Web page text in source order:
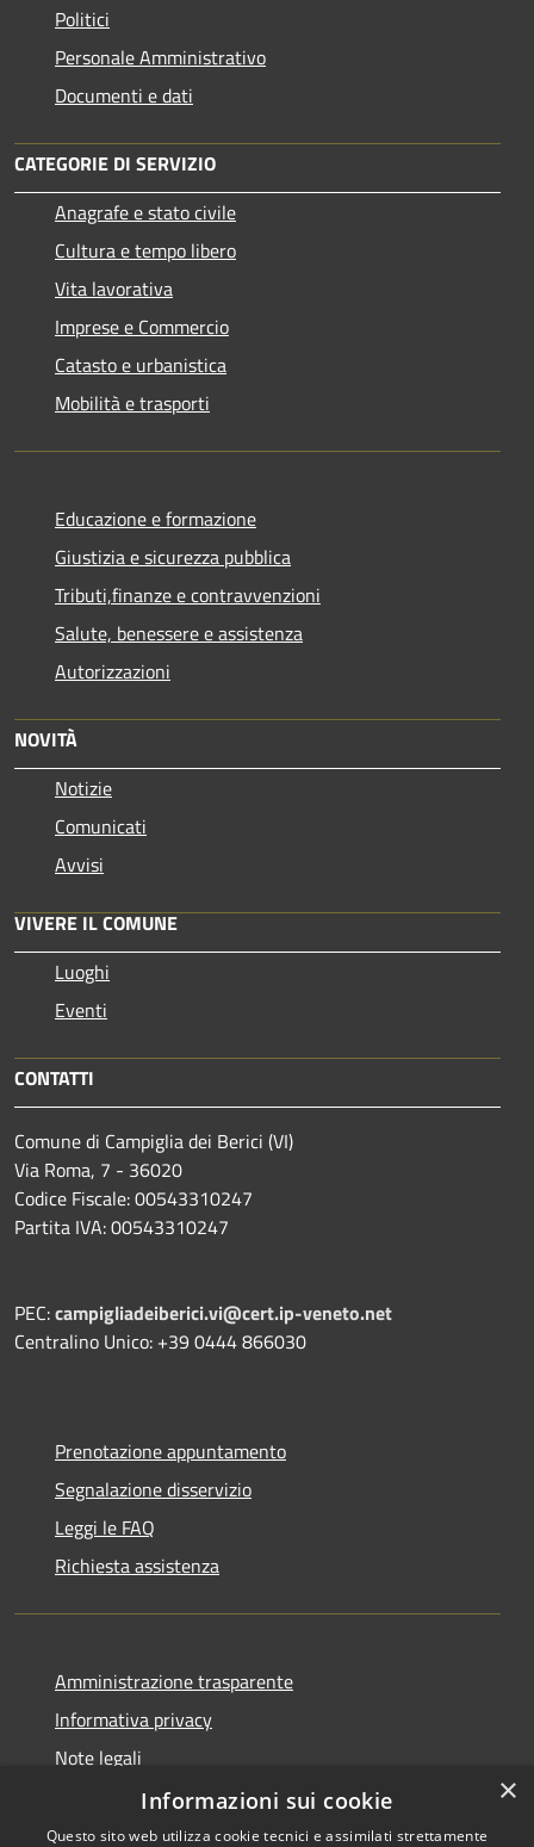
Politici
Personale Amministrativo
Documenti e dati
CATEGORIE DI SERVIZIO
Anagrafe e stato civile
Cultura e tempo libero
Vita lavorativa
Imprese e Commercio
Catasto e urbanistica
Mobilità e trasporti
Educazione e formazione
Giustizia e sicurezza pubblica
Tributi,finanze e contravvenzioni
Salute, benessere e assistenza
Autorizzazioni
NOVITÀ
Notizie
Comunicati
Avvisi
VIVERE IL COMUNE
Luoghi
Eventi
CONTATTI
Comune di Campiglia dei Berici (VI)
Via Roma, 7 - 36020
Codice Fiscale: 00543310247
Partita IVA: 00543310247
PEC:campigliadeiberici.vi@cert.ip-veneto.net
Centralino Unico: +39 0444 866030
Prenotazione appuntamento
Segnalazione disservizio
Leggi le FAQ
Richiesta assistenza
Amministrazione trasparente
Informativa privacy
Note legali
Dichiarazione di accessibilità
×
Informazioni sui cookie
Questo sito web utilizza cookie tecnici e assimilati strettamente